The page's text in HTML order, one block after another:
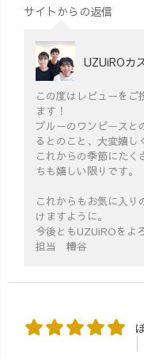
サイトからの返信
UZUiROカ
この度はレビューをご
ます！
ブルーのワンピースと
るとのこと、大変嬉し
これからの季節にたく
ちも嬉しい限りです。
これからもお気に入
けますように。
今後ともUZUiROをよ
担当 糟谷